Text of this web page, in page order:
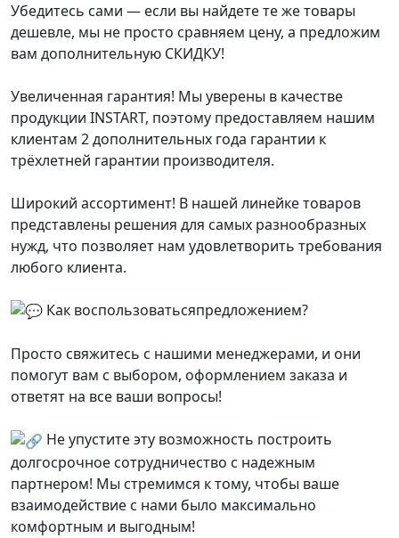
Убедитесь сами — если вы найдете те же товары
дешевле, мы не просто сравняем цену, а предложим
вам дополнительную СКИДКУ!
Увеличенная гарантия! Мы уверены в качестве
продукции INSTART, поэтому предоставляем нашим
клиентам 2 дополнительных года гарантии к
трёхлетней гарантии производителя.
Широкий ассортимент! В нашей линейке товаров
представлены решения для самых разнообразных
нужд, что позволяет нам удовлетворить требования
любого клиента.
Как воспользоватьсяпредложением?
Просто свяжитесь с нашими менеджерами, и они
помогут вам с выбором, оформлением заказа и
ответят на все ваши вопросы!
Не упустите эту возможность построить
долгосрочное сотрудничество с надежным
партнером! Мы стремимся к тому, чтобы ваше
взаимодействие с нами было максимально
комфортным и выгодным!